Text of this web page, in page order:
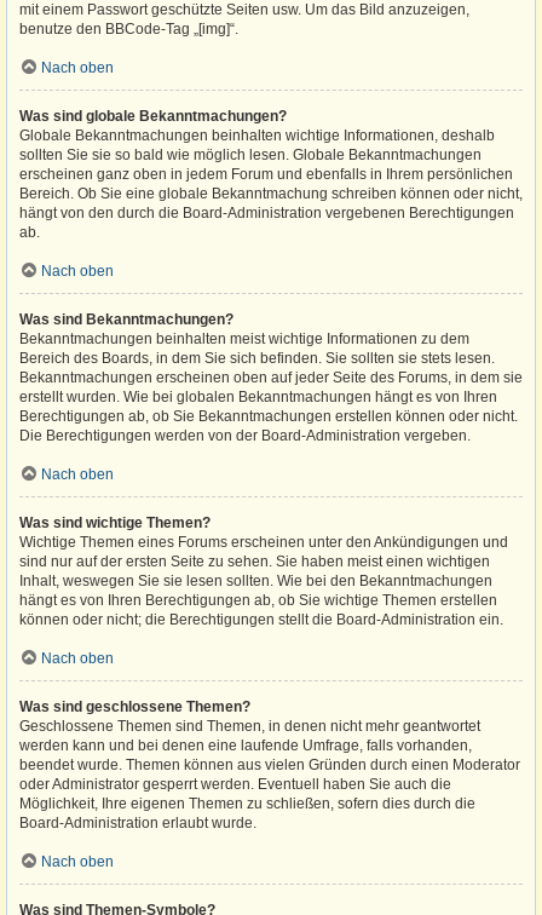
mit einem Passwort geschützte Seiten usw. Um das Bild anzuzeigen,
benutze den BBCode-Tag „[img]“.
Nach oben
Was sind globale Bekanntmachungen?
Globale Bekanntmachungen beinhalten wichtige Informationen, deshalb
sollten Sie sie so bald wie möglich lesen. Globale Bekanntmachungen
erscheinen ganz oben in jedem Forum und ebenfalls in Ihrem persönlichen
Bereich. Ob Sie eine globale Bekanntmachung schreiben können oder nicht,
hängt von den durch die Board-Administration vergebenen Berechtigungen
ab.
Nach oben
Was sind Bekanntmachungen?
Bekanntmachungen beinhalten meist wichtige Informationen zu dem
Bereich des Boards, in dem Sie sich befinden. Sie sollten sie stets lesen.
Bekanntmachungen erscheinen oben auf jeder Seite des Forums, in dem sie
erstellt wurden. Wie bei globalen Bekanntmachungen hängt es von Ihren
Berechtigungen ab, ob Sie Bekanntmachungen erstellen können oder nicht.
Die Berechtigungen werden von der Board-Administration vergeben.
Nach oben
Was sind wichtige Themen?
Wichtige Themen eines Forums erscheinen unter den Ankündigungen und
sind nur auf der ersten Seite zu sehen. Sie haben meist einen wichtigen
Inhalt, weswegen Sie sie lesen sollten. Wie bei den Bekanntmachungen
hängt es von Ihren Berechtigungen ab, ob Sie wichtige Themen erstellen
können oder nicht; die Berechtigungen stellt die Board-Administration ein.
Nach oben
Was sind geschlossene Themen?
Geschlossene Themen sind Themen, in denen nicht mehr geantwortet
werden kann und bei denen eine laufende Umfrage, falls vorhanden,
beendet wurde. Themen können aus vielen Gründen durch einen Moderator
oder Administrator gesperrt werden. Eventuell haben Sie auch die
Möglichkeit, Ihre eigenen Themen zu schließen, sofern dies durch die
Board-Administration erlaubt wurde.
Nach oben
Was sind Themen-Symbole?